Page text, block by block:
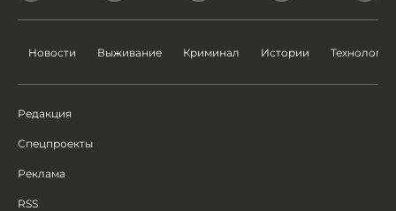
Новости Выживание Криминал Истории Технологии
Редакция
Спецпроекты
Реклама
RSS